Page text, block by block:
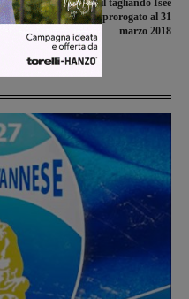
Trasporti pubblici, il tagliando Isee
per le tariffe agevolate prorogato al 31
marzo 2018